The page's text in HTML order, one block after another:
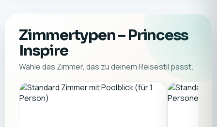
Zimmertypen– Princess
Inspire
Wähle das Zimmer, das zu deinem Reisestil passt.